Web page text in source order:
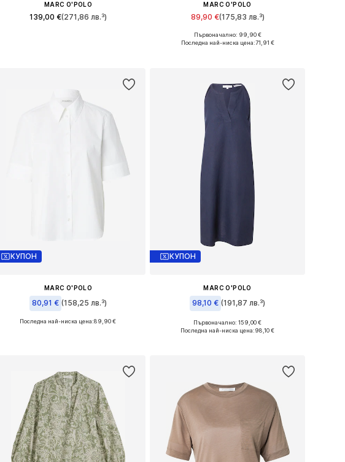
MARC O'POLO
139,00 €(271,86 лв.³)
MARC O'POLO
89,90 €(175,83 лв.³)
Налични размери: 34, 36, 38, 40, 42, 44
Първоначално: 99,90 €
Последна най-ниска цена:71,91 €
КУПОН
MARC O'POLO
80,91 € (158,25 лв.³)
Налични размери: XS, S, M, L, XL
Последна най-ниска цена:89,90 €
КУПОН
MARC O'POLO
98,10 € (191,87 лв.³)
Налични размери: 34, 36, 38, 40
Първоначално: 159,00 €
Последна най-ниска цена:98,10 €